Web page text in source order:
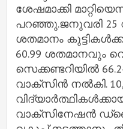
ശേഷമാക്കി
പറഞ്ഞു.ജനുവരി
ശതമാനം
60.99
സെക്കണ്ടറിയിൽ
വാക്‌സിൻ നൽകി.
വാക്സിനേഷൻ